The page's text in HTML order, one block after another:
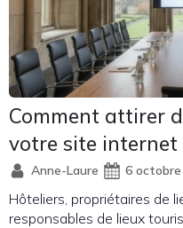
Comment attirer
votre site internet
Anne-Laure 6
Hôteliers, propriétaires de
responsables de lieux